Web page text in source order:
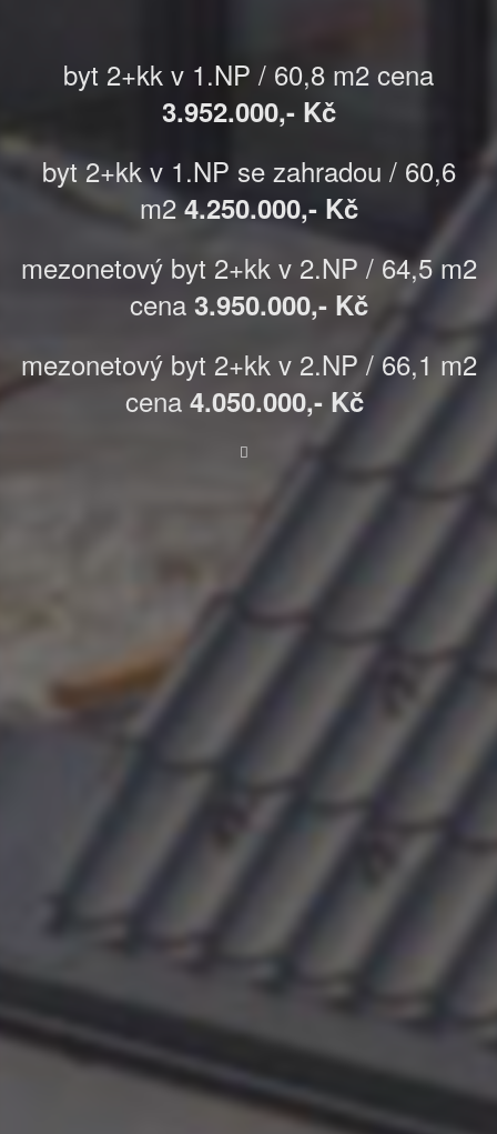
byt 2+kk v 1.NP / 60,8 m2 cena
3.952.000,- Kč
byt 2+kk v 1.NP se zahradou / 60,6
m24.250.000,- Kč
mezonetový byt 2+kk v 2.NP / 64,5 m2
cena 3.950.000,- Kč
mezonetový byt 2+kk v 2.NP / 66,1 m2
cena 4.050.000,- Kč